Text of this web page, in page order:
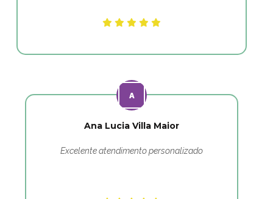
Ana Lucia Villa Maior
Excelente atendimento personalizado